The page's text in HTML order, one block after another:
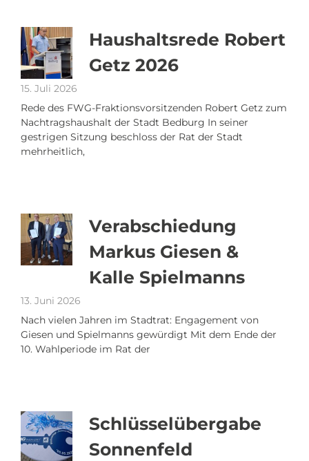
Haushaltsrede Robert
Getz 2026
15. Juli 2026
Rede des FWG-Fraktionsvorsitzenden Robert Getz zum
Nachtragshaushalt der Stadt Bedburg In seiner
gestrigen Sitzung beschloss der Rat der Stadt
mehrheitlich,
Verabschiedung
Markus Giesen &
Kalle Spielmanns
13. Juni 2026
Nach vielen Jahren im Stadtrat: Engagement von
Giesen und Spielmanns gewürdigt Mit dem Ende der
10. Wahlperiode im Rat der
Schlüsselübergabe
Sonnenfeld